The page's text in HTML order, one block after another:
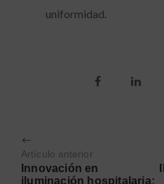
uniformidad.
Artículo anterior
Innovación en
iluminación hospitalaria: